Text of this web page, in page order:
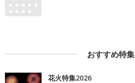
おすすめ特集
花火特集2026